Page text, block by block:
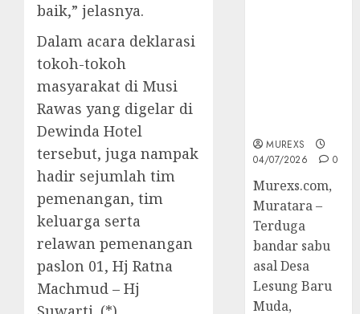
baik,” jelasnya.
Dalam acara deklarasi
tokoh-tokoh
masyarakat di Musi
Rawas yang digelar di
Dewinda Hotel
tersebut, juga nampak
hadir sejumlah tim
pemenangan, tim
keluarga serta
relawan pemenangan
paslon 01, Hj Ratna
Machmud – Hj
MUREXS
04/07/2026
0
Murexs.com,
Muratara –
Terduga
bandar sabu
asal Desa
Lesung Baru
Muda,